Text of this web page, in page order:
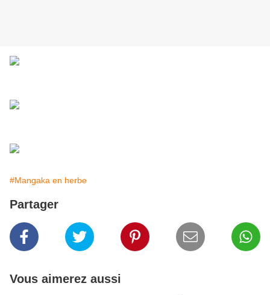
#Mangaka en herbe
Partager
Vous aimerez aussi